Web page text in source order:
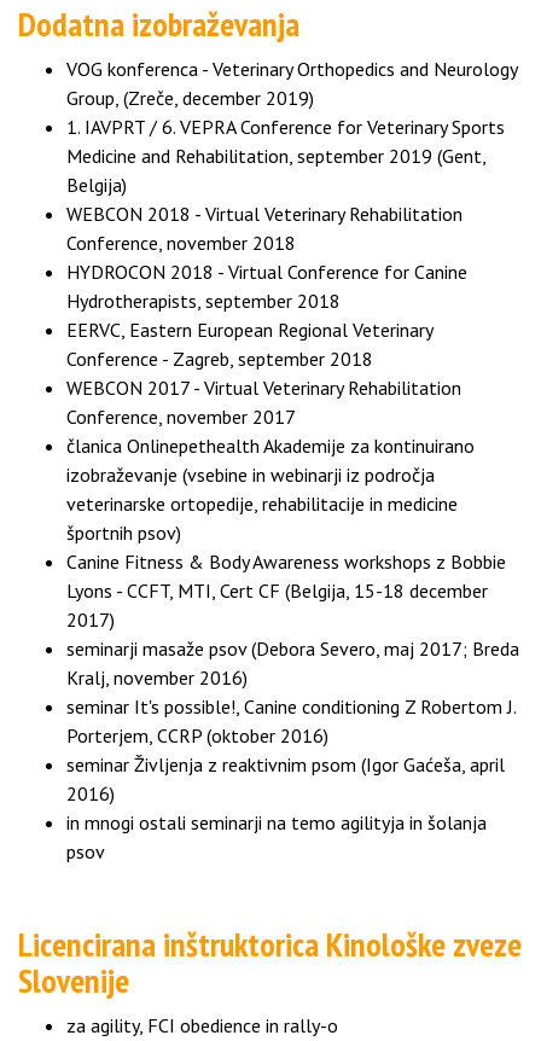
Dodatna izobraževanja
VOG konferenca - Veterinary Orthopedics and Neurology
Group, (Zreče, december 2019)
1. IAVPRT / 6. VEPRA Conference for Veterinary Sports
Medicine and Rehabilitation, september 2019 (Gent,
Belgija)
WEBCON 2018 - Virtual Veterinary Rehabilitation
Conference, november 2018
HYDROCON 2018 - Virtual Conference for Canine
Hydrotherapists, september 2018
EERVC, Eastern European Regional Veterinary
Conference - Zagreb, september 2018
WEBCON 2017 - Virtual Veterinary Rehabilitation
Conference, november 2017
članica Onlinepethealth Akademije za kontinuirano
izobraževanje (vsebine in webinarji iz področja
veterinarske ortopedije, rehabilitacije in medicine
športnih psov)
Canine Fitness & Body Awareness workshops z Bobbie
Lyons - CCFT, MTI, Cert CF (Belgija, 15-18 december
2017)
seminarji masaže psov (Debora Severo, maj 2017; Breda
Kralj, november 2016)
seminar It's possible!, Canine conditioning Z Robertom J.
Porterjem, CCRP (oktober 2016)
seminar Življenja z reaktivnim psom (Igor Gaćeša, april
2016)
in mnogi ostali seminarji na temo agilityja in šolanja
psov
Licencirana inštruktorica Kinološke zveze
Slovenije
za agility, FCI obedience in rally-o